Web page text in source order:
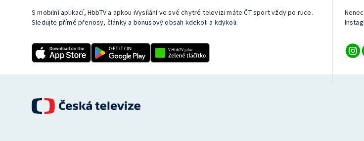
S mobilní aplikací, HbbTV a apkou iVysílání ve své chytré televizi máte ČT sport vždy po ruce.
Sledujte přímé přenosy, články a bonusový obsah kdekoli a kdykoli.